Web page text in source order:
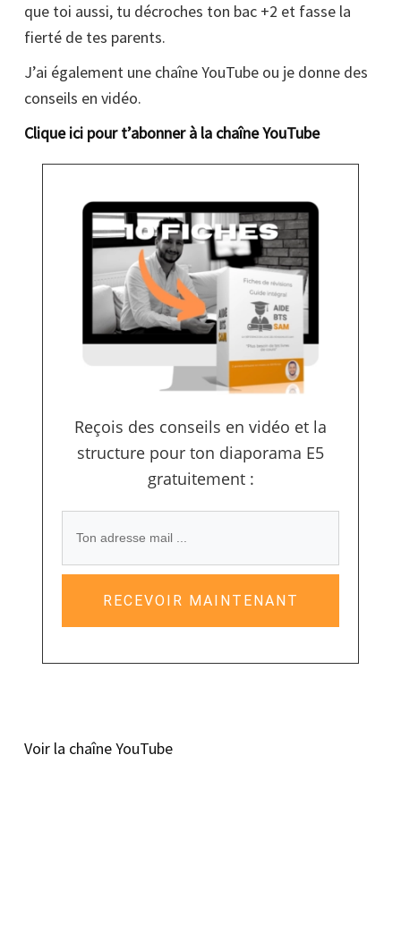
que toi aussi, tu décroches ton bac +2 et fasse la
fierté de tes parents.
J’ai également une chaîne YouTube ou je donne des
conseils en vidéo.
Clique ici pour t’abonner à la chaîne YouTube
Reçois des conseils en vidéo et la
structure pour ton diaporama E5
gratuitement :
RECEVOIR MAINTENANT
Voir la chaîne YouTube